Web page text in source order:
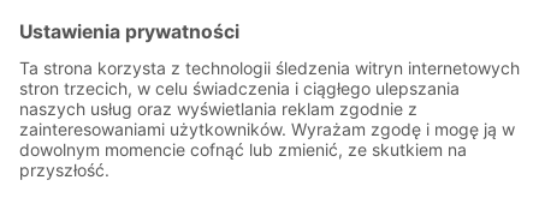
Więcej o nas
Kilka słów o nas
Oddziały
Akademia